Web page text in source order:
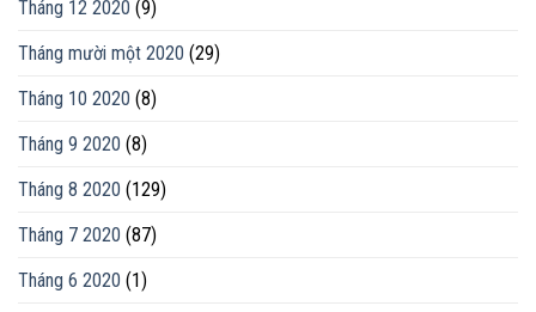
Tháng 12 2020 (9)
Tháng mười một 2020 (29)
Tháng 10 2020 (8)
Tháng 9 2020 (8)
Tháng 8 2020 (129)
Tháng 7 2020 (87)
Tháng 6 2020 (1)